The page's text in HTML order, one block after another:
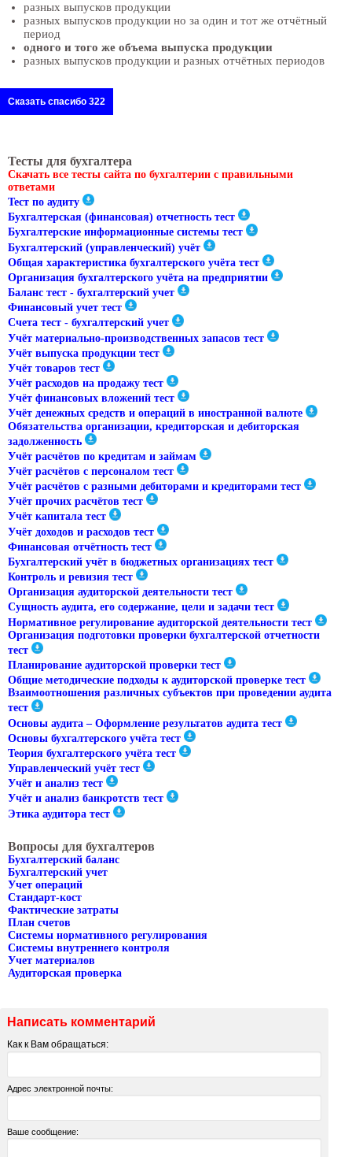
разных выпусков продукции
разных выпусков продукции но за один и тот же отчётный
период
одного и того же объема выпуска продукции
разных выпусков продукции и разных отчётных периодов
Сказать спасибо 322
Тесты для бухгалтера
Скачать все тесты сайта по бухгалтерии с правильными
ответами
Тест по аудиту
Бухгалтерская (финансовая) отчетность тест
Бухгалтерские информационные системы тест
Бухгалтерский (управленческий) учёт
Общая характеристика бухгалтерского учёта тест
Организация бухгалтерского учёта на предприятии
Баланс тест - бухгалтерский учет
Финансовый учет тест
Счета тест - бухгалтерский учет
Учёт материально-производственных запасов тест
Учёт выпуска продукции тест
Учёт товаров тест
Учёт расходов на продажу тест
Учёт финансовых вложений тест
Учёт денежных средств и операций в иностранной валюте
Обязательства организации, кредиторская и дебиторская
задолженность
Учёт расчётов по кредитам и займам
Учёт расчётов с персоналом тест
Учёт расчётов с разными дебиторами и кредиторами тест
Учёт прочих расчётов тест
Учёт капитала тест
Учёт доходов и расходов тест
Финансовая отчётность тест
Бухгалтерский учёт в бюджетных организациях тест
Контроль и ревизия тест
Организация аудиторской деятельности тест
Сущность аудита, его содержание, цели и задачи тест
Нормативное регулирование аудиторской деятельности тест
Организация подготовки проверки бухгалтерской отчетности
тест
Планирование аудиторской проверки тест
Общие методические подходы к аудиторской проверке тест
Взаимоотношения различных субъектов при проведении аудита
тест
Основы аудита – Оформление результатов аудита тест
Основы бухгалтерского учёта тест
Теория бухгалтерского учёта тест
Управленческий учёт тест
Учёт и анализ тест
Учёт и анализ банкротств тест
Этика аудитора тест
Вопросы для бухгалтеров
Бухгалтерский баланс
Бухгалтерский учет
Учет операций
Стандарт-кост
Фактические затраты
План счетов
Cистемы нормативного регулирования
Cистемы внутреннего контроля
Учет материалов
Аудиторская проверка
Написать комментарий
Как к Вам обращаться:
Адрес электронной почты:
Ваше сообщение: